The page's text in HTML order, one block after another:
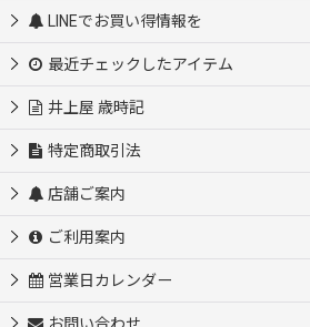
LINEでお買い得情報を
最近チェックしたアイテム
井上屋 歳時記
特定商取引法
店舗ご案内
ご利用案内
営業日カレンダー